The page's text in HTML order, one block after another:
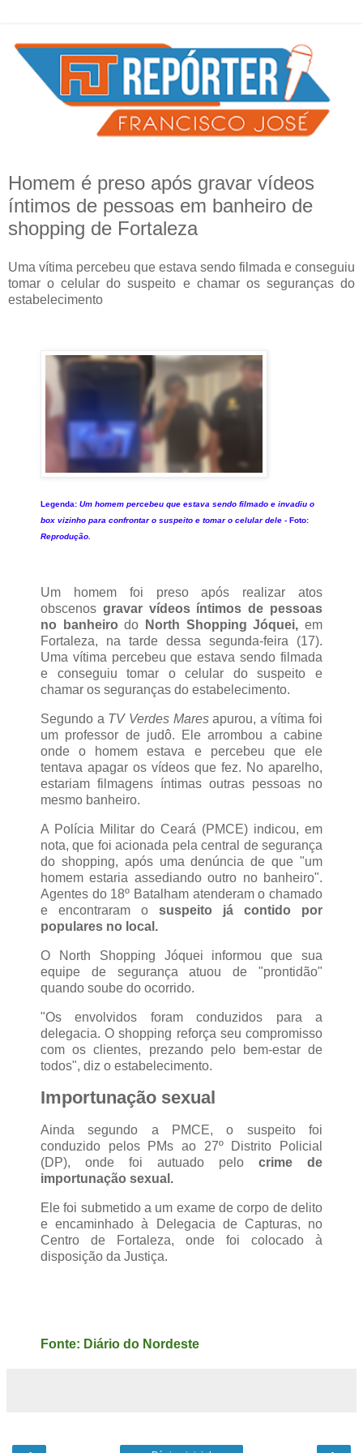
Homem é preso após gravar vídeos
íntimos de pessoas em banheiro de
shopping de Fortaleza
Uma vítima percebeu que estava sendo filmada e conseguiu
tomar o celular do suspeito e chamar os seguranças do
estabelecimento
Legenda: Um homem percebeu que estava sendo filmado e invadiu o
box vizinho para confrontar o suspeito e tomar o celular dele - Foto:
Reprodução.
Um homem foi preso após realizar atos
obscenos gravar vídeos íntimos de pessoas
no banheirodo North Shopping Jóquei,em
Fortaleza, na tarde dessa segunda-feira (17).
Uma vítima percebeu que estava sendo filmada
e conseguiu tomar o celular do suspeito e
chamar os seguranças do estabelecimento.
Segundo a TV Verdes Maresapurou, a vítima foi
um professor de judô. Ele arrombou a cabine
onde o homem estava e percebeu que ele
tentava apagar os vídeos que fez. No aparelho,
estariam filmagens íntimas outras pessoas no
mesmo banheiro.
A Polícia Militar do Ceará (PMCE) indicou, em
nota, que foi acionada pela central de segurança
do shopping, após uma denúncia de que "um
homem estaria assediando outro no banheiro".
Agentes do 18º Batalham atenderam o chamado
e encontraram o suspeito já contido por
populares no local.
O North Shopping Jóquei informou que sua
equipe de segurança atuou de "prontidão"
quando soube do ocorrido.
"Os envolvidos foram conduzidos para a
delegacia. O shopping reforça seu compromisso
com os clientes, prezando pelo bem-estar de
todos", diz o estabelecimento.
Importunação sexual
Ainda segundo a PMCE, o suspeito foi
conduzido pelos PMs ao 27º Distrito Policial
(DP), onde foi autuado pelo crime de
importunação sexual.
Ele foi submetido a um exame de corpo de delito
e encaminhado à Delegacia de Capturas, no
Centro de Fortaleza, onde foi colocado à
disposição da Justiça.
Fonte: Diário do Nordeste